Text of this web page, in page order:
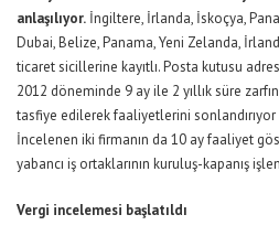
anlaşılıyor. İngiltere, İrlanda, İskoçya,
Dubai, Belize, Panama, Yeni Zelanda,
ticaret sicillerine kayıtlı. Posta kutusu
2012 döneminde 9 ay ile 2 yıllık süre
tasfiye edilerek faaliyetlerini
İncelenen iki firmanın da 10 ay faaliyet
yabancı iş ortaklarının kuruluş-kapanış
Vergi incelemesi başlatıldı